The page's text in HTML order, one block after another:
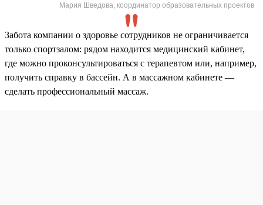
Мария Шведова, координатор образовательных проектов
Забота компании о здоровье сотрудников не ограничивается
только спортзалом: рядом находится медицинский кабинет,
где можно проконсультироваться с терапевтом или, например,
получить справку в бассейн. А в массажном кабинете —
сделать профессиональный массаж.